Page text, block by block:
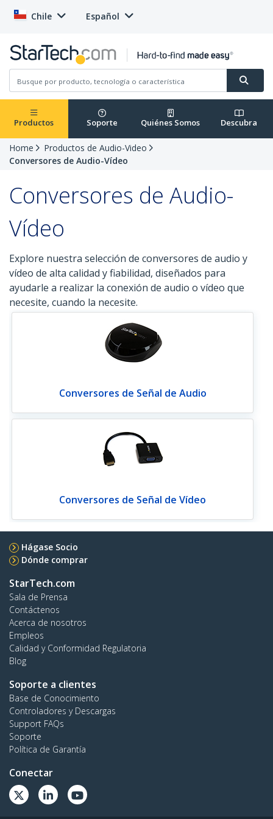
Chile Español
Productos Soporte Quiénes Somos Descubra
Home
Productos de Audio-Video
Conversores de Audio-Vídeo
Conversores de Audio-
Vídeo
Explore nuestra selección de conversores de audio y
vídeo de alta calidad y fiabilidad, diseñados para
ayudarle a realizar la conexión de audio o vídeo que
necesite, cuando la necesite.
Conversores de Señal de Audio
Conversores de Señal de Vídeo
Hágase Socio
Dónde comprar
StarTech.com
Sala de Prensa
Contáctenos
Acerca de nosotros
Empleos
Calidad y Conformidad Regulatoria
Blog
Soporte a clientes
Base de Conocimiento
Controladores y Descargas
Support FAQs
Soporte
Política de Garantía
Conectar